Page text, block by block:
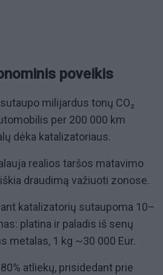
poveikis
milijardus tonų CO₂
per 200 000 km
dėka katalizatoriaus.
realios taršos matavimo
draudimą važiuoti zonose.
katalizatorių sutaupoma 10–
platina ir paladis iš senų
metalas, 1 kg ~30 000 Eur.
atliekų, prisidedant prie